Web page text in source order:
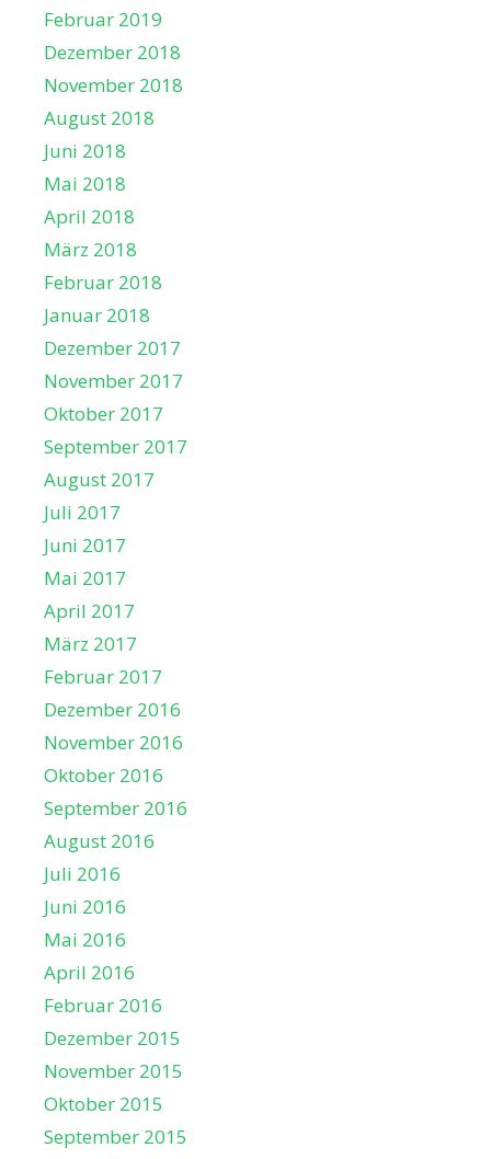
Februar 2019
Dezember 2018
November 2018
August 2018
Juni 2018
Mai 2018
April 2018
März 2018
Februar 2018
Januar 2018
Dezember 2017
November 2017
Oktober 2017
September 2017
August 2017
Juli 2017
Juni 2017
Mai 2017
April 2017
März 2017
Februar 2017
Dezember 2016
November 2016
Oktober 2016
September 2016
August 2016
Juli 2016
Juni 2016
Mai 2016
April 2016
Februar 2016
Dezember 2015
November 2015
Oktober 2015
September 2015